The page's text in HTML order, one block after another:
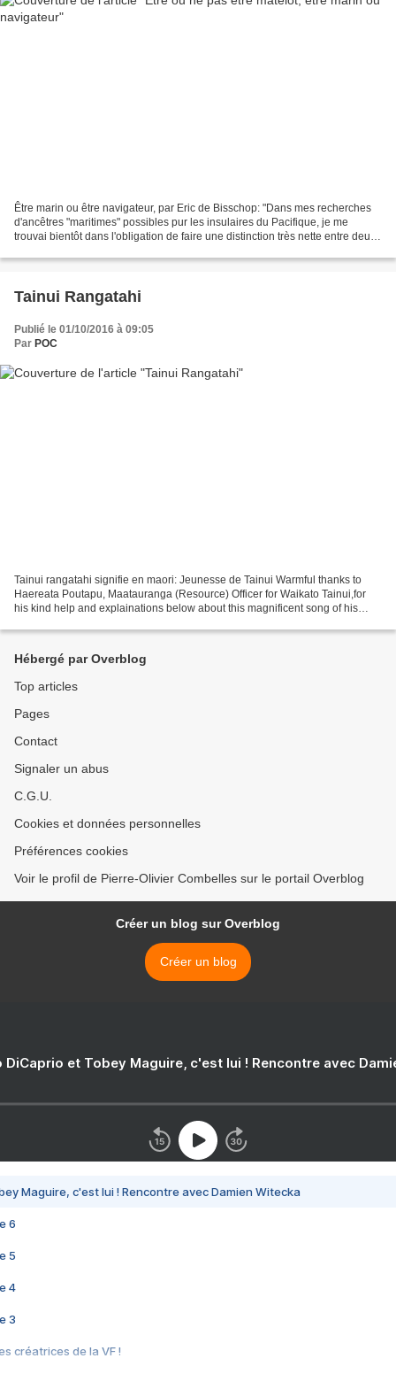
Être marin ou être navigateur, par Eric de Bisschop: "Dans mes recherches
d'ancêtres "maritimes" possibles pur les insulaires du Pacifique, je me
trouvai bientôt dans l'obligation de faire une distinction très nette entre deux
Tainui Rangatahi
Publié le 01/10/2016 à 09:05
Par POC
Tainui rangatahi signifie en maori: Jeunesse de Tainui Warmful thanks to
Haereata Poutapu, Maatauranga (Resource) Officer for Waikato Tainui,for
his kind help and explainations below about this magnificent song of his
Hébergé par Overblog
Top articles
Pages
Contact
Signaler un abus
C.G.U.
Cookies et données personnelles
Préférences cookies
Voir le profil de Pierre-Olivier Combelles sur le portail Overblog
Créer un blog sur Overblog
Créer un blog
DiCaprio et Tobey Maguire, c'est lui ! Rencontre avec
Maguire, c'est lui ! Rencontre avec Damien Witecka
6
5
4
3
créatrices de la VF !